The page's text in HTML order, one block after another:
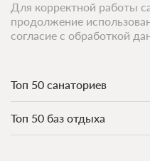
Топ 50 санаториев
Топ 50 баз отдыха
Для корректной работы
продолжение
согласие с обработкой